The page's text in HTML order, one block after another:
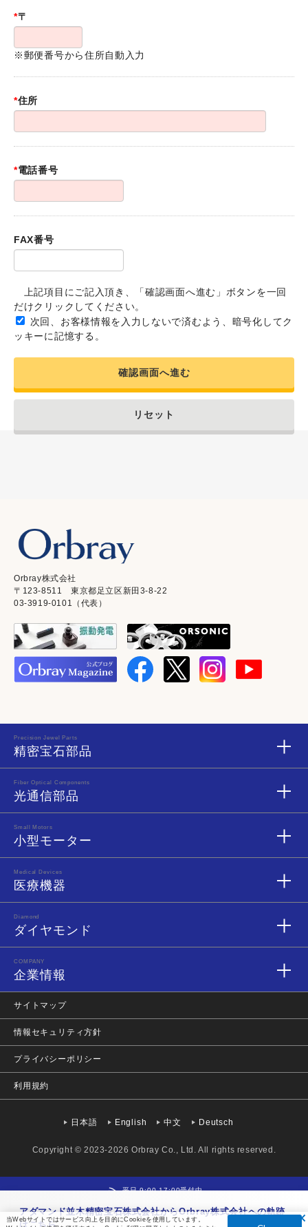
アダマンド並木精密宝石株式会社からOrbray株式会社への軌跡
はこちら
*〒
※郵便番号から住所自動入力
*住所
*電話番号
FAX番号
上記項目にご記入頂き、「確認画面へ進む」ボタンを一回
だけクリックしてください。
次回、お客様情報を入力しないで済むよう、暗号化してク
ッキーに記憶する。
確認画面へ進む
リセット
平日 9:00-17:00受付中
03-3919-1171
メールはこちら
Orbray株式会社
〒123-8511 東京都足立区新田3-8-22
03-3919-0101（代表）
当Webサイトではサービス向上を目的にCookieを使用しています。
Precision Jewel Parts
精密宝石部品
Fiber Optical Components
光通信部品
Small Motors
小型モーター
Medical Devices
医療機器
Diamond
ダイヤモンド
COMPANY
企業情報
サイトマップ
情報セキュリティ方針
プライバシーポリシー
利用規約
日本語 English 中文 Deutsch
Copyright © 2023-2026 Orbray Co., Ltd. All rights reserved.